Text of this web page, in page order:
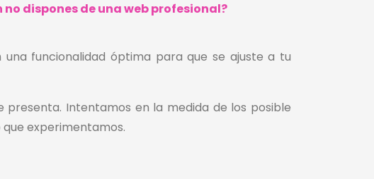
no dispones de una web profesional?
una funcionalidad óptima para que se ajuste a tu
Intentamos en la medida de los posible
experimentamos.